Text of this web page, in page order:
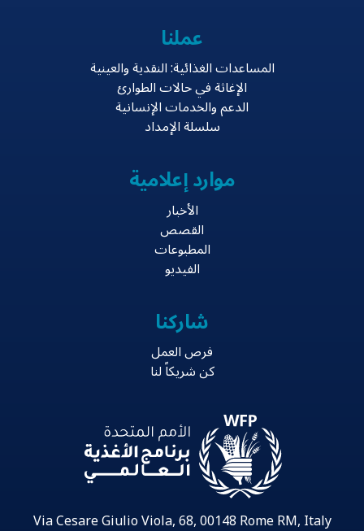
عملنا
المساعدات الغذائية: النقدية والعينية
الإغاثة في حالات الطوارئ
الدعم والخدمات الإنسانية
سلسلة الإمداد
موارد إعلامية
الأخبار
القصص
المطبوعات
الفيديو
شاركنا
فرص العمل
كن شريكاً لنا
Via Cesare Giulio Viola, 68, 00148 Rome RM, Italy